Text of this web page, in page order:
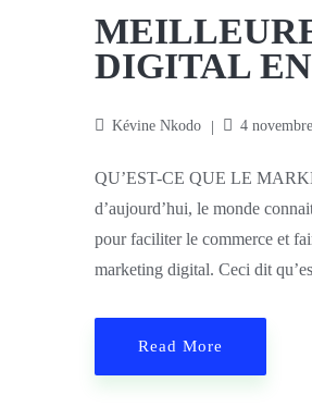
DIGITAL
Kévine Nkodo 4
QU’EST-CE QUE LE
d’aujourd’hui, le monde
pour faciliter le commerce et
marketing digital. Ceci dit
Read More